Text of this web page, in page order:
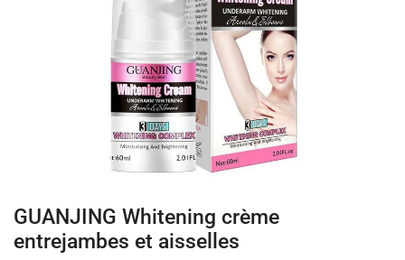
GUANJING Whitening crème
entrejambes et aisselles